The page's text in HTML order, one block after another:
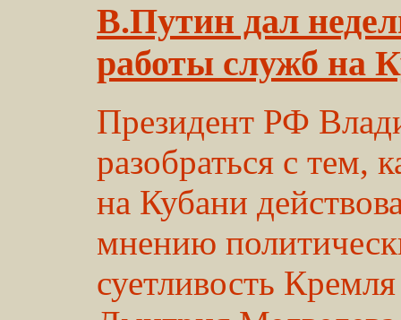
В.Путин дал
работы служб на
Президент РФ
разобраться с тем,
на Кубани
мнению
суетливость